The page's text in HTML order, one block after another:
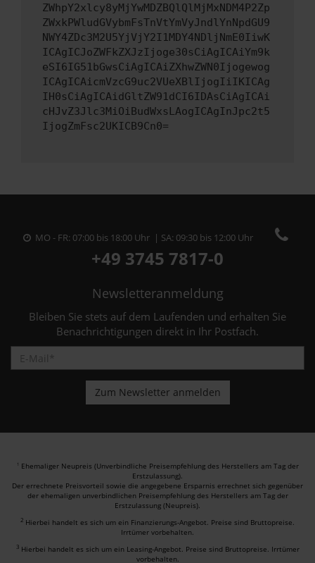
ZWhpY2xlcy8yMjYwMDZBQlQlMjMxNDM4P2Zp
ZWxkPWludGVybmFsTnVtYmVyJndlYnNpdGU9
NWY4ZDc3M2U5YjVjY2I1MDY4NDljNmE0IiwK
ICAgICJoZWFkZXJzIjoge30sCiAgICAiYm9k
eSI6IG51bGwsCiAgICAiZXhwZWN0Ijogewog
ICAgICAicmVzcG9uc2VUeXBlIjogIiIKICAg
IH0sCiAgICAidGltZW91dCI6IDAsCiAgICAi
cHJvZ3Jlc3MiOiBudWxsLAogICAgInJpc2t5
IjogZmFsc2UKICB9Cn0=
MO - FR: 07:00 bis 18:00 Uhr | SA: 09:30 bis 12:00 Uhr
+49 3745 7817-0
Newsletteranmeldung
Bleiben Sie stets auf dem Laufenden und erhalten Sie
Benachrichtigungen direkt in Ihr Postfach.
1 Ehemaliger Neupreis (Unverbindliche Preisempfehlung des Herstellers am Tag der
Erstzulassung).
Der errechnete Preisvorteil sowie die angegebene Ersparnis errechnet sich gegenüber
der ehemaligen unverbindlichen Preisempfehlung des Herstellers am Tag der
Erstzulassung (Neupreis).
2 Hierbei handelt es sich um ein Finanzierungs-Angebot. Preise sind Bruttopreise.
Irrtümer vorbehalten.
3 Hierbei handelt es sich um ein Leasing-Angebot. Preise sind Bruttopreise. Irrtümer
vorbehalten.